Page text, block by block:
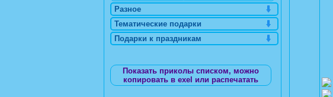
Разное
Тематические подарки
Подарки к праздникам
Показать приколы списком, можно
копировать в exel или распечатать